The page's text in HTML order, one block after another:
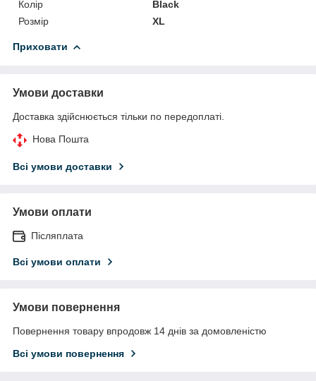
Колір
Black
Розмір
XL
Приховати
Умови доставки
Доставка здійснюється тільки по передоплаті.
Нова Пошта
Всі умови доставки
Умови оплати
Післяплата
Всі умови оплати
Умови повернення
Повернення товару впродовж 14 днів за домовленістю
Всі умови повернення